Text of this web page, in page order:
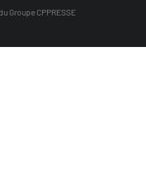
Groupe CPPRESSE